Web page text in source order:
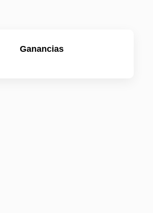
Ganancias